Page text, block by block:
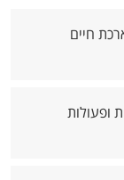
חיים
ופעולות